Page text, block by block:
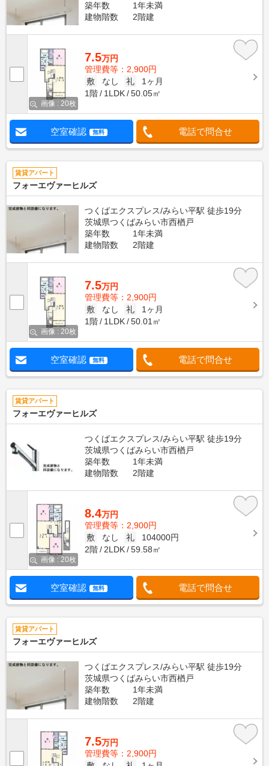
築年数
1年未満
建物階数
2階建
画像 : 20枚
7.5万円
管理費等：2,900円
敷
なし 礼
1ヶ月
1階
1LDK 50.05㎡
空室確認 無料 電話で問合せ
賃貸アパート
フォーエヴァーヒルズ
つくばエクスプレス/みらい平駅 徒歩19分
茨城県つくばみらい市西楢戸
築年数
1年未満
建物階数
2階建
画像 : 20枚
7.5万円
管理費等：2,900円
敷
なし 礼
1ヶ月
1階
1LDK 50.01㎡
空室確認 無料 電話で問合せ
賃貸アパート
フォーエヴァーヒルズ
つくばエクスプレス/みらい平駅 徒歩19分
茨城県つくばみらい市西楢戸
築年数
1年未満
建物階数
2階建
画像 : 20枚
8.4万円
管理費等：2,900円
敷
なし 礼
104000円
2階
2LDK 59.58㎡
空室確認 無料 電話で問合せ
賃貸アパート
フォーエヴァーヒルズ
つくばエクスプレス/みらい平駅 徒歩19分
茨城県つくばみらい市西楢戸
築年数
1年未満
建物階数
2階建
7.5万円
管理費等：2,900円